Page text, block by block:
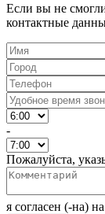
Если вы не
контактные
-
Пожалуйста,
я согласен (-на) на